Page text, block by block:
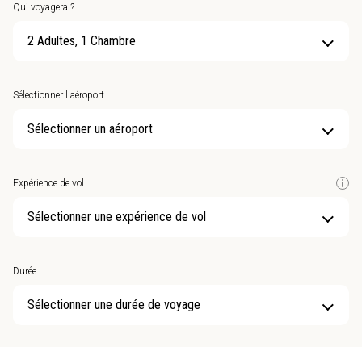
Qui voyagera ?
2 Adultes, 1 Chambre
Sélectionner l'aéroport
Sélectionner un aéroport
Expérience de vol
Sélectionner une expérience de vol
Durée
Sélectionner une durée de voyage